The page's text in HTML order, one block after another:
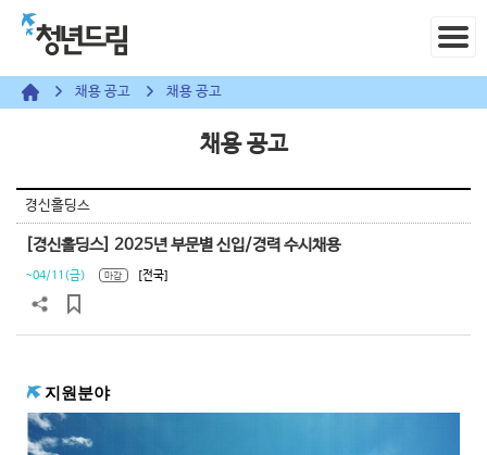
채용 공고 채용 공고
채용 공고
경신홀딩스
[경신홀딩스] 2025년 부문별 신입/경력 수시채용
~04/11(금) 마감 [전국]
지원분야